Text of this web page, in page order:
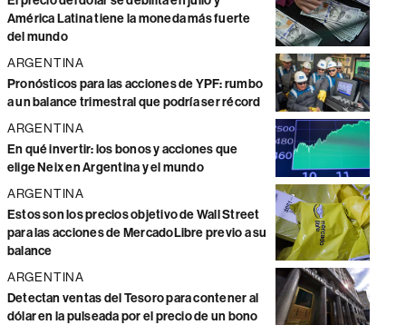
América Latina tiene la moneda más fuerte
del mundo
ARGENTINA
Pronósticos para las acciones de YPF: rumbo
a un balance trimestral que podría ser récord
ARGENTINA
En qué invertir: los bonos y acciones que
elige Neix en Argentina y el mundo
ARGENTINA
Estos son los precios objetivo de Wall Street
para las acciones de MercadoLibre previo a su
balance
ARGENTINA
Detectan ventas del Tesoro para contener al
dólar en la pulseada por el precio de un bono